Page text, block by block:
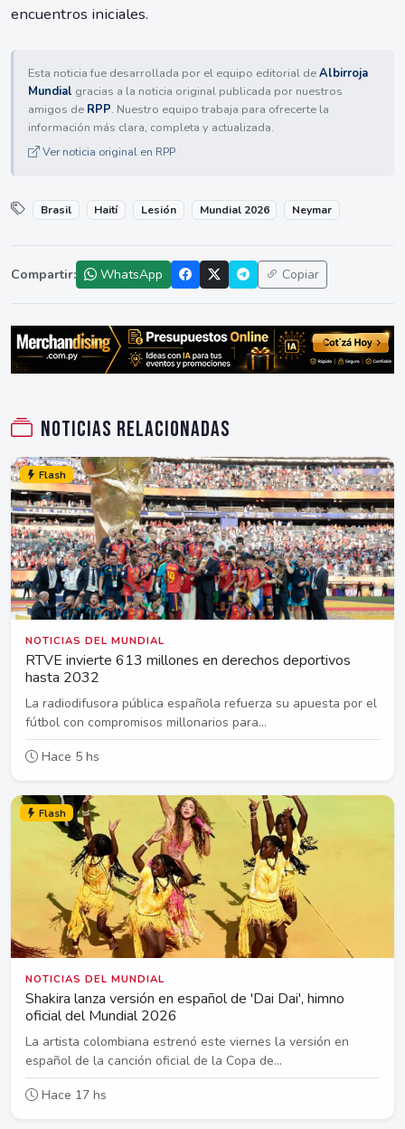
encuentros iniciales.
Esta noticia fue desarrollada por el equipo editorial deAlbirroja
Mundial gracias a la noticia original publicada por nuestros
amigos de RPP. Nuestro equipo trabaja para ofrecerte la
información más clara, completa y actualizada.
Ver noticia original en RPP
Brasil Haití Lesión Mundial 2026 Neymar
Compartir: WhatsApp Copiar
Noticias relacionadas
Flash
NOTICIAS DEL MUNDIAL
RTVE invierte 613 millones en derechos deportivos
hasta 2032
La radiodifusora pública española refuerza su apuesta por el
fútbol con compromisos millonarios para...
Hace 5 hs
Flash
NOTICIAS DEL MUNDIAL
Shakira lanza versión en español de 'Dai Dai', himno
oficial del Mundial 2026
La artista colombiana estrenó este viernes la versión en
español de la canción oficial de la Copa de...
Hace 17 hs